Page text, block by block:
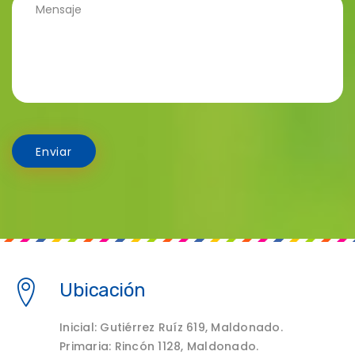
Enviar
Ubicación
Inicial: Gutiérrez Ruíz 619, Maldonado.
Primaria: Rincón 1128, Maldonado.